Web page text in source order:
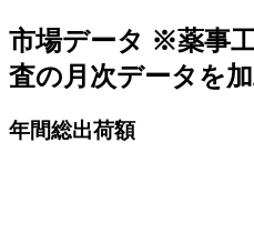
市場データ ※薬事
査の月次データを
年間総出荷額